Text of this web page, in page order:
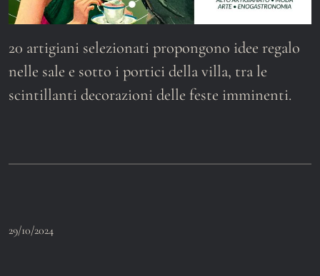
20 artigiani selezionati propongono idee regalo
nelle sale e sotto i portici della villa, tra le
scintillanti decorazioni delle feste imminenti.
29/10/2024